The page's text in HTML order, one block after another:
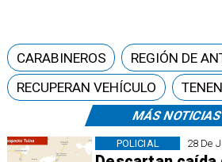
MÁS NOTICIAS
28 De
POLICIAL
CARABINEROS
REGIÓN DE
RECUPERAN VEHÍCULO